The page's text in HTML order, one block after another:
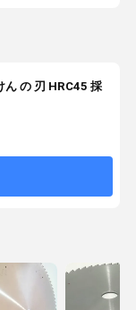
ん の 刃 HRC45 採